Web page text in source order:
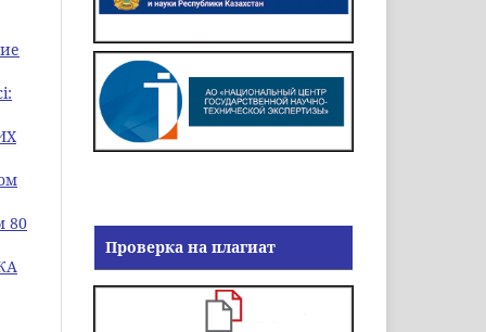
80
Проверка на плагиат